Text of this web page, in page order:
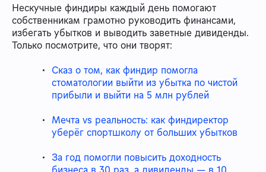
Нескучные финдиры каждый день помогают
собственникам грамотно руководить финансами,
избегать убытков и выводить заветные дивиденды.
Только посмотрите, что они творят:
Сказ о том, как финдир помогла
стоматологии выйти из убытка по чистой
прибыли и выйти на 5 млн рублей
Мечта vs реальность: как финдиректор
уберёг спортшколу от больших убытков
За год помогли повысить доходность